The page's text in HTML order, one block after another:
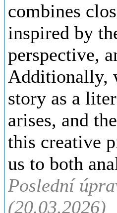
combines
inspired by
perspective,
Additionally,
story as a
arises, and
this creative
us to both
Poslední
(20.03.2026)